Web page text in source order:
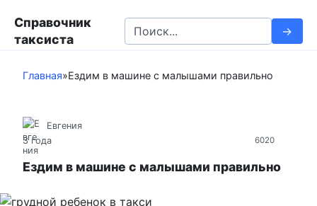
т
Справочник
таксиста
e
r
r
Главная»Ездим в машине с малышами правильно
6020
Евгения
3 года
Ездим в машине с малышами правильно